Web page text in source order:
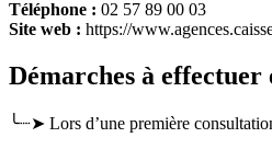
Téléphone : 02 57 89 00 03
Site web : https://
Démarches à effectuer
╰┈➤ Lors d’une première